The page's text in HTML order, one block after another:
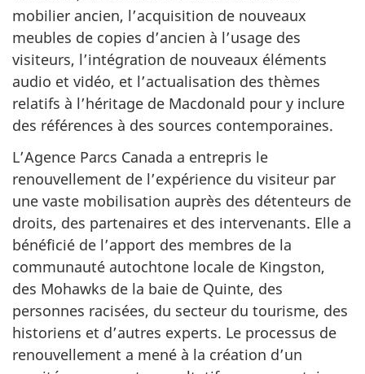
mobilier ancien, l’acquisition de nouveaux
meubles de copies d’ancien à l’usage des
visiteurs, l’intégration de nouveaux éléments
audio et vidéo, et l’actualisation des thèmes
relatifs à l’héritage de Macdonald pour y inclure
des références à des sources contemporaines.
L’Agence Parcs Canada a entrepris le
renouvellement de l’expérience du visiteur par
une vaste mobilisation auprès des détenteurs de
droits, des partenaires et des intervenants. Elle a
bénéficié de l’apport des membres de la
communauté autochtone locale de Kingston,
des Mohawks de la baie de Quinte, des
personnes racisées, du secteur du tourisme, des
historiens et d’autres experts. Le processus de
renouvellement a mené à la création d’un